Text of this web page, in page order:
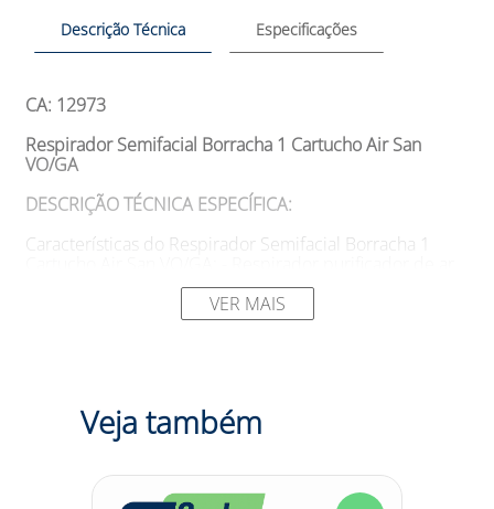
Descrição Técnica Especificações
CA: 12973
Respirador Semifacial Borracha 1 Cartucho Air San
VO/GA
DESCRIÇÃO TÉCNICA ESPECÍFICA:
Características do Respirador Semifacial Borracha 1
de segurança, tipo peça semifacial. - Composto por uma
peça externa em material plástico rígido e uma peça
interna em elastômero termoplástico, que são
com suporte para a nuca e fivela plástica para ajuste. -
Possui 01 filtro 400 A1B1 para vapores orgânicos e
Gases Ácidos. - Testado e aprovado pelas normas NBR
SUGESTÕES DE USO
VER MAIS
Veja também